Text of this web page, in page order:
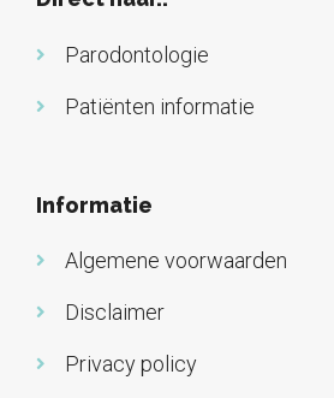
Parodontologie
Patiënten informatie
Informatie
Algemene voorwaarden
Disclaimer
Privacy policy